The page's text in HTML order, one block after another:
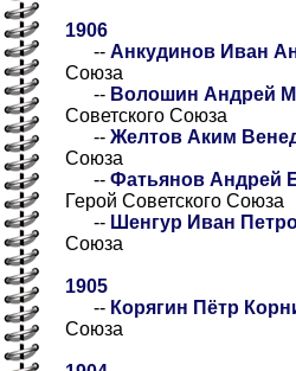
1906
-- Анкудинов Иван
Союза
-- Волошин Андрей
Советского Союза
-- Желтов Аким
Союза
-- Фатьянов Андрей
Герой Советского Союза
-- Шенгур Иван
Союза
1905
-- Корягин Пётр
Союза